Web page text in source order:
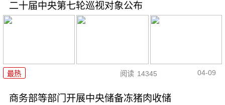
二十届中央第七轮巡视对象公布
最热 阅读 14345 04-09
商务部等部门开展中央储备冻猪肉收储